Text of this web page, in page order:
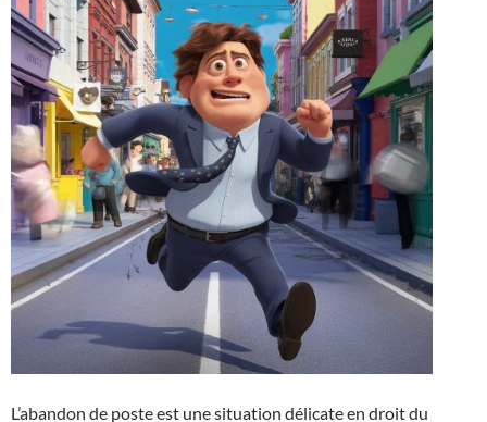
L’abandon de poste est une situation délicate en droit du